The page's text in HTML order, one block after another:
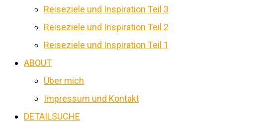
Reiseziele und Inspiration Teil 3
Reiseziele und Inspiration Teil 2
Reiseziele und Inspiration Teil 1
ABOUT
Über mich
Impressum und Kontakt
DETAILSUCHE